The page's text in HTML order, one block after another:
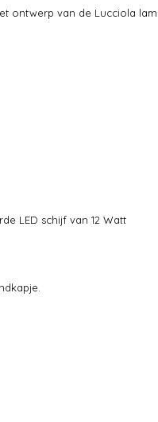
ontwerp van de Lucciola
LED schijf van 12 Watt